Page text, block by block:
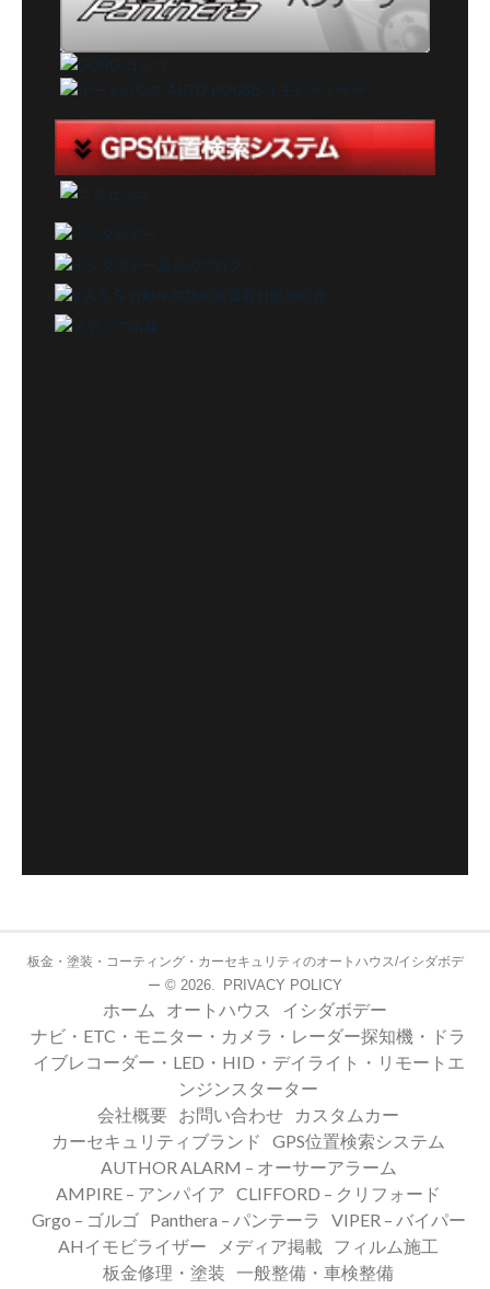
板金・塗装・コーティング・カーセキュリティのオートハウス/イシダボデ
ー © 2026. PRIVACY POLICY
ホーム オートハウス
イシダボデー
ナビ・ETC・モニター・カメラ・レーダー探知機・ドラ
イブレコーダー・LED・HID・デイライト・リモートエ
ンジンスターター
会社概要 お問い合わせ
カスタムカー
カーセキュリティブランド
GPS位置検索システム
AUTHOR ALARM – オーサーアラーム
AMPIRE – アンパイア CLIFFORD – クリフォード
Grgo – ゴルゴ
Panthera – パンテーラ
VIPER – バイパー
AHイモビライザー
メディア掲載
フィルム施工
板金修理・塗装 一般整備・車検整備